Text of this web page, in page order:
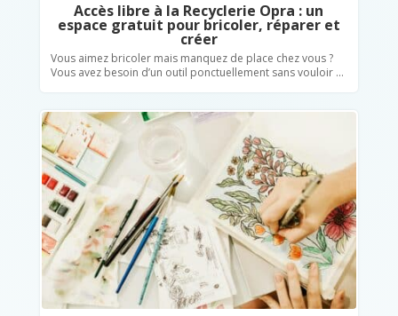
Accès libre à la Recyclerie Opra : un
espace gratuit pour bricoler, réparer et
créer
Vous aimez bricoler mais manquez de place chez vous ?
Vous avez besoin d’un outil ponctuellement sans vouloir ...